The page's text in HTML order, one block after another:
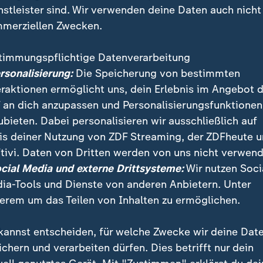
Statistischen Bundesamts hat gezeigt, dass
nicht mehr wegzudenken ist, etwa in
sind. Wir verwenden deine Daten auch nicht
Zwecken.
Datenverarbeitung
Die Speicherung von bestimmten
ermöglicht uns, dein Erlebnis im Angebot
an dich anzupassen und Personalisierungsfunktionen
Dabei personalisieren wir ausschließlich auf
deiner Nutzung von ZDF Streaming, der ZDFheute
Daten von Dritten werden von uns nicht
Media und externe Drittsysteme:Wir nutzen
Tools und Dienste von anderen Anbietern. Unter
um das Teilen von Inhalten zu ermöglichen.
entscheiden, für welche Zwecke wir deine
und verarbeiten dürfen. Dies betrifft nur dein